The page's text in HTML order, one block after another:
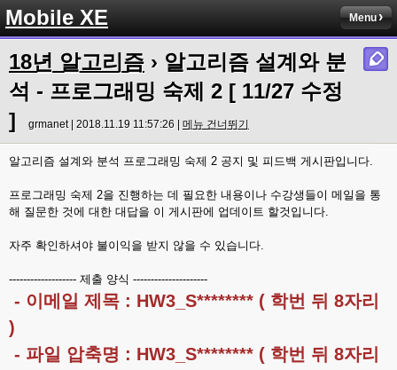
Mobile XE Menu
18년 알고리즘 › 알고리즘 설계와 분
석 - 프로그래밍 숙제 2 [ 11/27 수정
]
grmanet | 2018.11.19 11:57:26 | 메뉴 건너뛰기
알고리즘 설계와 분석 프로그래밍 숙제 2 공지 및 피드백 게시판입니다.
프로그래밍 숙제 2을 진행하는 데 필요한 내용이나 수강생들이 메일을 통
해 질문한 것에 대한 대답을 이 게시판에 업데이트 할것입니다.
자주 확인하셔야 불이익을 받지 않을 수 있습니다.
------------------- 제출 양식 ---------------------
- 이메일 제목 : HW3_S******** ( 학번 뒤 8자리
)
- 파일 압축명 : HW3_S******** ( 학번 뒤 8자리